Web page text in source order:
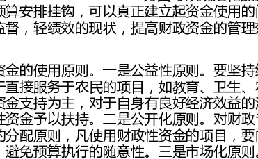
坚持和明确财政专项支农资金的使用原则。一是公益性原则。要坚持维护社会公共
利益，让大多人受益，对于直接服务于农民的项目，如教育、卫生、农田水利基础
设施建设等，应以无偿性资金支持为主，对于自身有良好经济效益的涉农项目，财
的使用要坚持公开、透明的分配原则，凡使用财政性资金的项目，要向社会公布、
公开招标竞标，规范程序，避免预算执行的随意性。三是市场化原则。在市场经济
体制下，政府财政支出向公共服务领域倾斜，向直接关系民生的方面倾斜的同时，
要充分发挥市场在原配置中的基础性作用，特别是在支农项目的具体实施过程中，
要严格按市场规则办事。四是安全性原则。要让财政资金真正用于农村社会事业的
合理调整和优化财政支出结构。让财政支农资金的安排真正体现出对“三农”的倾